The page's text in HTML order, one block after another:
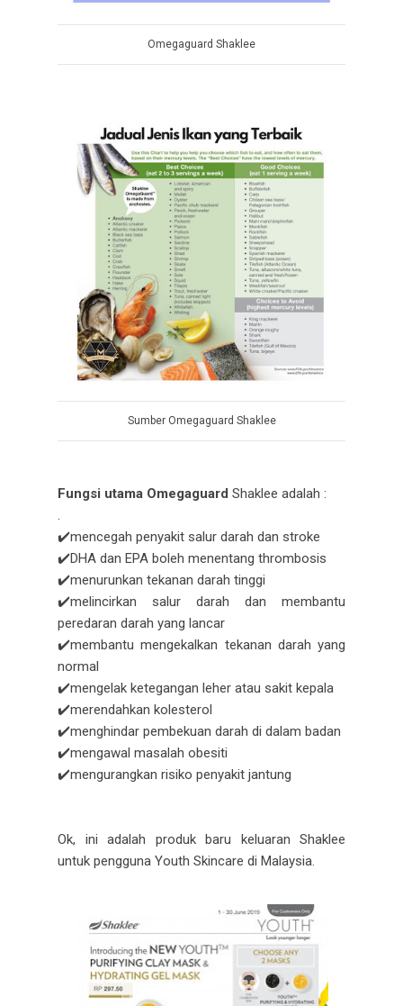
Omegaguard Shaklee
Sumber Omegaguard Shaklee
Fungsi utama Omegaguard Shaklee adalah :
.
✔️mencegah penyakit salur darah dan stroke
✔️DHA dan EPA boleh menentang thrombosis
✔️menurunkan tekanan darah tinggi
✔️melincirkan salur darah dan membantu
peredaran darah yang lancar
✔️membantu mengekalkan tekanan darah yang
normal
✔️mengelak ketegangan leher atau sakit kepala
✔️merendahkan kolesterol
✔️menghindar pembekuan darah di dalam badan
✔️mengawal masalah obesiti
✔️mengurangkan risiko penyakit jantung
Ok, ini adalah produk baru keluaran Shaklee
untuk pengguna Youth Skincare di Malaysia.